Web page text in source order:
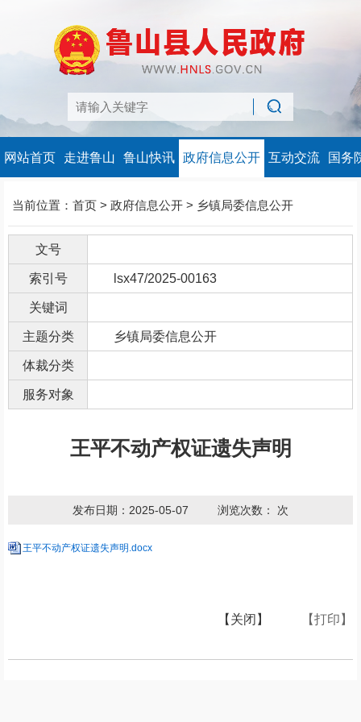
网站首页 走进鲁山 鲁山快讯 政府信息公开 互动交流 国务
当前位置： 首页 > 政府信息公开 > 乡镇局委信息公开
文号
索引号 lsx47/2025-00163
关键词
主题分类 乡镇局委信息公开
体裁分类
服务对象
王平不动产权证遗失声明
发布日期：2025-05-07 浏览次数： 次
王平不动产权证遗失声明.docx
【打印】
【关闭】